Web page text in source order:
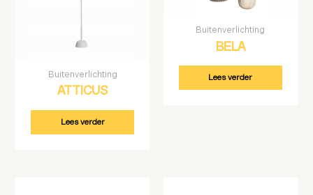
Buitenverlichting
ATTICUS
Lees verder
Buitenverlichting
BELA
Lees verder